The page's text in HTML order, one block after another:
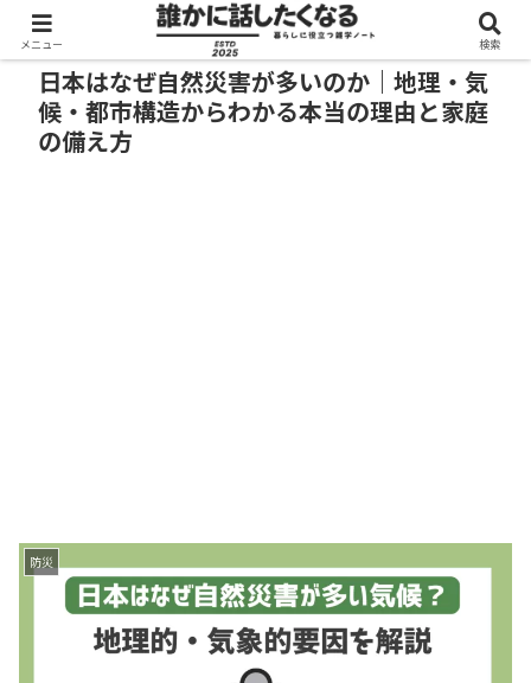
日本はなぜ自然災害が多いのか｜地理・気
候・都市構造からわかる本当の理由と家庭
の備え方
防災
メニュー 検索